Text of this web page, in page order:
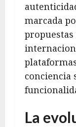
marcada
propuestas
conciencia
La